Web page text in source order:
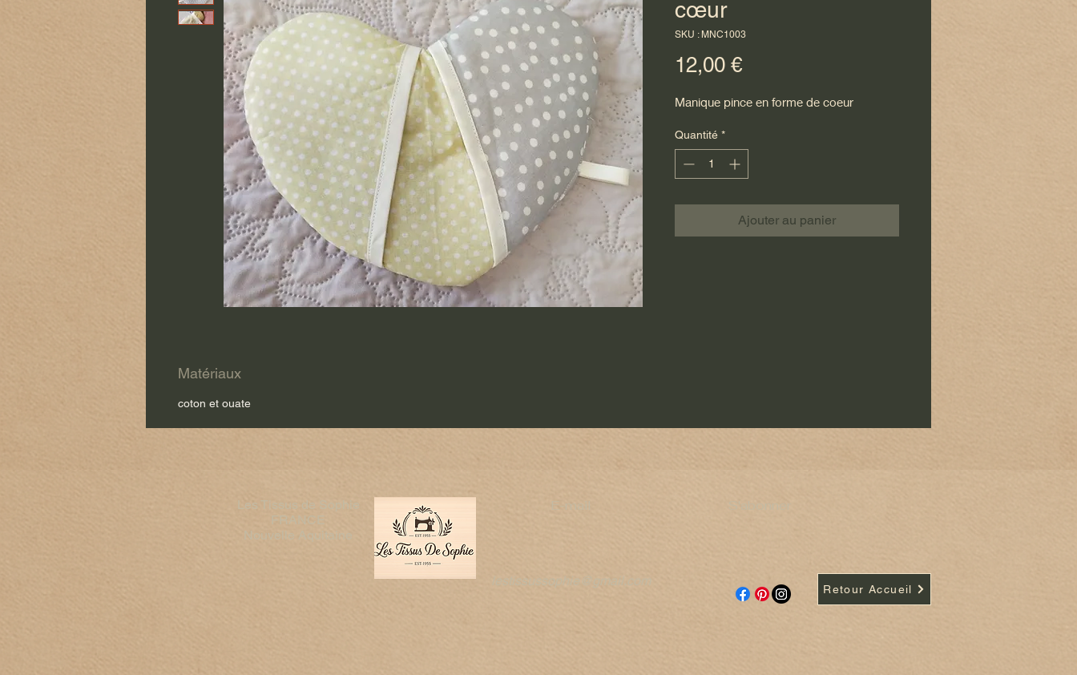
cœur
SKU : MNC1003
12,00 €Prix
Manique pince en forme de coeur
Quantité *
Ajouter au panier
Matériaux
coton et ouate
Les Tissus de Sophie
FRANCE​
Nouvelle Aquitaine
E-mail
lestissussophie@gmail.com
Retour Accueil